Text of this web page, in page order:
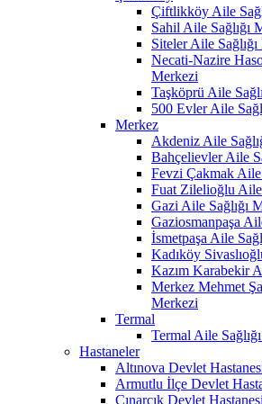
Çiftlikköy Aile
Sahil Aile Sağlığı
Siteler Aile
Necati-Nazire
Merkezi
Taşköprü Aile
500 Evler Aile
Merkez
Akdeniz Aile
Bahçelievler Aile
Fevzi Çakmak Aile
Fuat Zilelioğlu Aile
Gazi Aile Sağlığı
Gaziosmanpaşa
İsmetpaşa Aile
Kadıköy
Kazım Karabekir
Merkez Mehmet
Merkezi
Termal
Termal Aile
Hastaneler
Altınova Devlet
Armutlu İlçe Devlet
Çınarcık Devlet Hastanesi